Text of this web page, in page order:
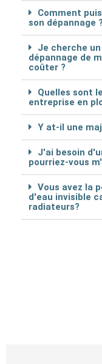
Comment
son dépannage ?
Je cherche
dépannage de
coûter ?
Quelles sont
entreprise en
Y at-il une
J'ai besoin
pourriez-vous
Vous avez la
d'eau invisible
radiateurs?